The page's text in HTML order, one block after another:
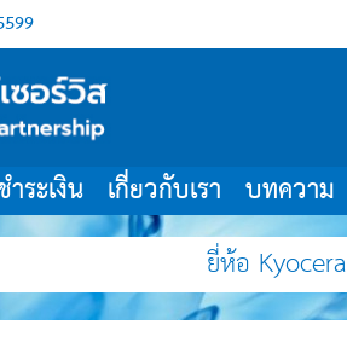
ระเงิน เกี่ยวกับเรา บทความ
ยี่ห้อ Kyocera